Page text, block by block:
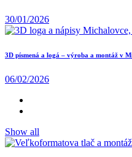
30/01/2026
3D písmená a logá – výroba a montáž v
06/02/2026
Show all